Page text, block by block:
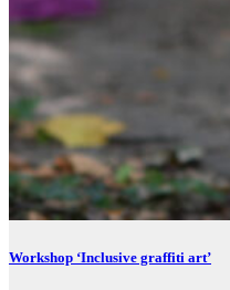
Workshop ‘Inclusive graffiti art’